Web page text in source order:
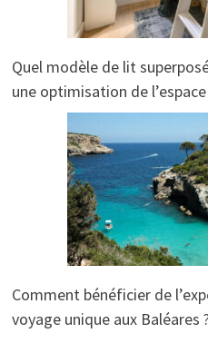
Quel modèle de lit
une optimisation de
Comment bénéficier de
voyage unique aux Baléares